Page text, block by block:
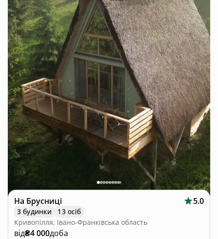
На Брусниці 5.0
3 будинки
13 осіб
Кривопілля, Івано-Франківська область
від₴4 000доба